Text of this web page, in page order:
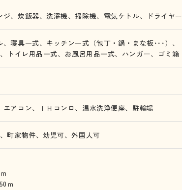
、 炊飯器、洗濯機、掃除機、 電気ケトル、 ドライヤー
、寝具一式、 キッチン一式（包丁・鍋・まな板･･･）、
トイレ用品一式、 お風呂用品一式、 ハンガー、 ゴミ箱
エアコン、 ＩＨコンロ、 温水洗浄便座、 駐輪場
町家物件、幼児可、外国人可
ｍ